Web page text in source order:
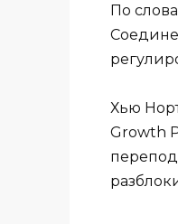
По
Хью
Growth